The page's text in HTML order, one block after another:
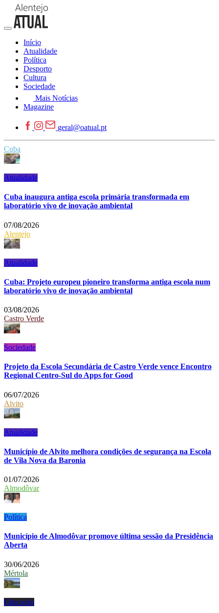
Início
Atualidade
Política
Desporto
Cultura
Sociedade
Mais Notícias
Magazine
geral@oatual.pt
Cuba
Atualidade
Cuba inaugura antiga escola primária transformada em
laboratório vivo de inovação ambiental
07/08/2026
Alentejo
Atualidade
Cuba: Projeto europeu pioneiro transforma antiga escola num
laboratório vivo de inovação ambiental
03/08/2026
Castro Verde
Sociedade
Projeto da Escola Secundária de Castro Verde vence Encontro
Regional Centro-Sul do Apps for Good
06/07/2026
Alvito
Atualidade
Município de Alvito melhora condições de segurança na Escola
de Vila Nova da Baronia
01/07/2026
Almodôvar
Política
Município de Almodôvar promove última sessão da Presidência
Aberta
30/06/2026
Mértola
Educação